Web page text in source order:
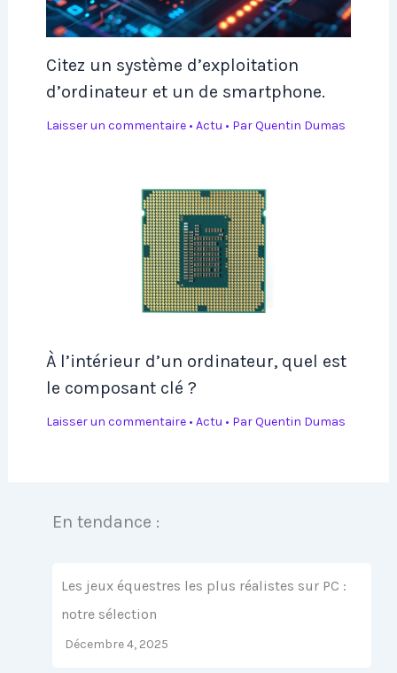
Citez un système d’exploitation
d’ordinateur et un de smartphone.
Laisser un commentaire • Actu • ParQuentin Dumas
À l’intérieur d’un ordinateur, quel est
le composant clé ?
Laisser un commentaire • Actu • ParQuentin Dumas
En tendance :
Les jeux équestres les plus réalistes sur PC :
notre sélection
Décembre 4, 2025